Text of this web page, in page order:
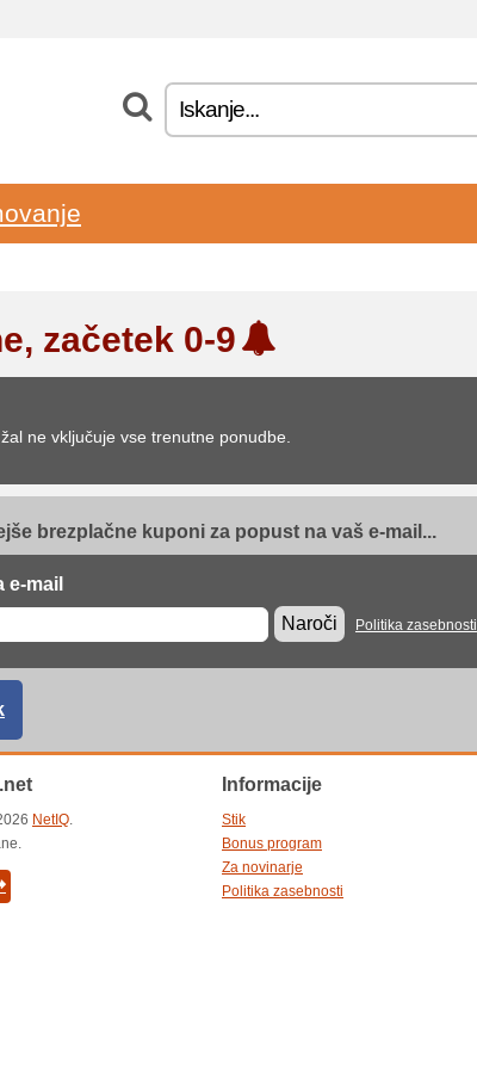
začetek 0-9
ne vključuje vse trenutne ponudbe.
brezplačne kuponi za popust na vaš e-mail...
e-mail
Naroči
Politika zasebnosti
NetIQ.
Informacije
Stik
Bonus program
Za novinarje
Politika zasebnosti